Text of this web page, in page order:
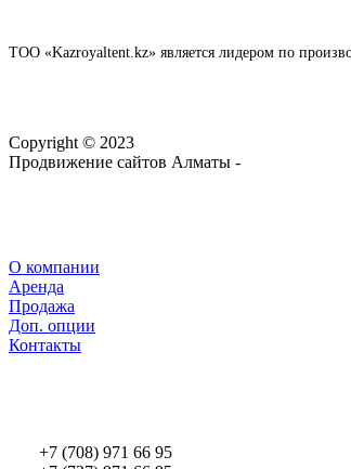
ТОО «Kazroyaltent.kz» является лидером по
Copyright © 2023
Продвижение сайтов Алматы -
О компании
Аренда
Продажа
Доп. опции
Контакты
+7 (708) 971 66 95